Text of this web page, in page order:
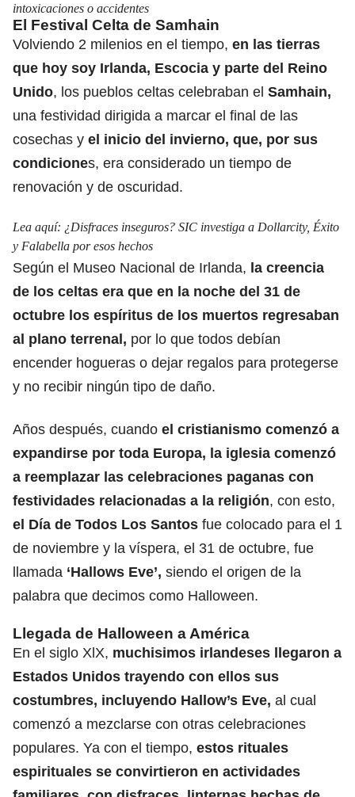
intoxicaciones o accidentes
El Festival Celta de Samhain
Volviendo 2 milenios en el tiempo, en las tierras
que hoy soy Irlanda, Escocia y parte del Reino
Unido, los pueblos celtas celebraban el Samhain,
una festividad dirigida a marcar el final de las
cosechas y el inicio del invierno, que, por sus
condiciones, era considerado un tiempo de
renovación y de oscuridad.
Lea aquí: ¿Disfraces inseguros? SIC investiga a Dollarcity, Éxito
y Falabella por esos hechos
Según el Museo Nacional de Irlanda, la creencia
de los celtas era que en la noche del 31 de
octubre los espíritus de los muertos regresaban
al plano terrenal, por lo que todos debían
encender hogueras o dejar regalos para protegerse
y no recibir ningún tipo de daño.
Años después, cuando el cristianismo comenzó a
expandirse por toda Europa, la iglesia comenzó
a reemplazar las celebraciones paganas con
festividades relacionadas a la religión, con esto,
el Día de Todos Los Santos fue colocado para el 1
de noviembre y la víspera, el 31 de octubre, fue
llamada ‘Hallows Eve’, siendo el origen de la
palabra que decimos como Halloween.
Llegada de Halloween a América
En el siglo XlX, muchisimos irlandeses llegaron a
Estados Unidos trayendo con ellos sus
costumbres, incluyendo Hallow’s Eve, al cual
comenzó a mezclarse con otras celebraciones
populares. Ya con el tiempo, estos rituales
espirituales se convirtieron en actividades